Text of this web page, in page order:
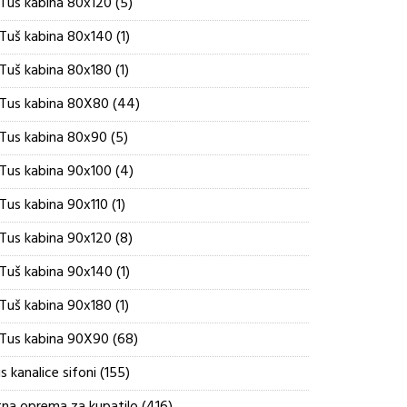
proizvoda
Tuš kabina 80x140 11
proizvod
Tuš kabina 80x180 11
proizvod
Tus kabina 80X80 4444
proizvoda
Tus kabina 80x90 55
proizvoda
Tus kabina 90x100 44
proizvoda
Tus kabina 90x110 11
proizvod
Tus kabina 90x120 88
proizvoda
Tuš kabina 90x140 11
proizvod
Tuš kabina 90x180 11
proizvod
Tus kabina 90X90 6868
proizvoda
kanalice sifoni 155155
proizvoda